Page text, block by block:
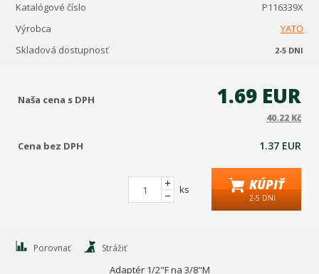
Katalógové číslo
P116339X
Výrobca
YATO
Skladová dostupnosť
2-5 DNI
Naša cena s DPH 1.69 EUR
40.22 Kč
Cena bez DPH 1.37 EUR
ks KÚPIŤ
2-5 DNI
Porovnať Strážiť
Adaptér 1/2"F na 3/8"M